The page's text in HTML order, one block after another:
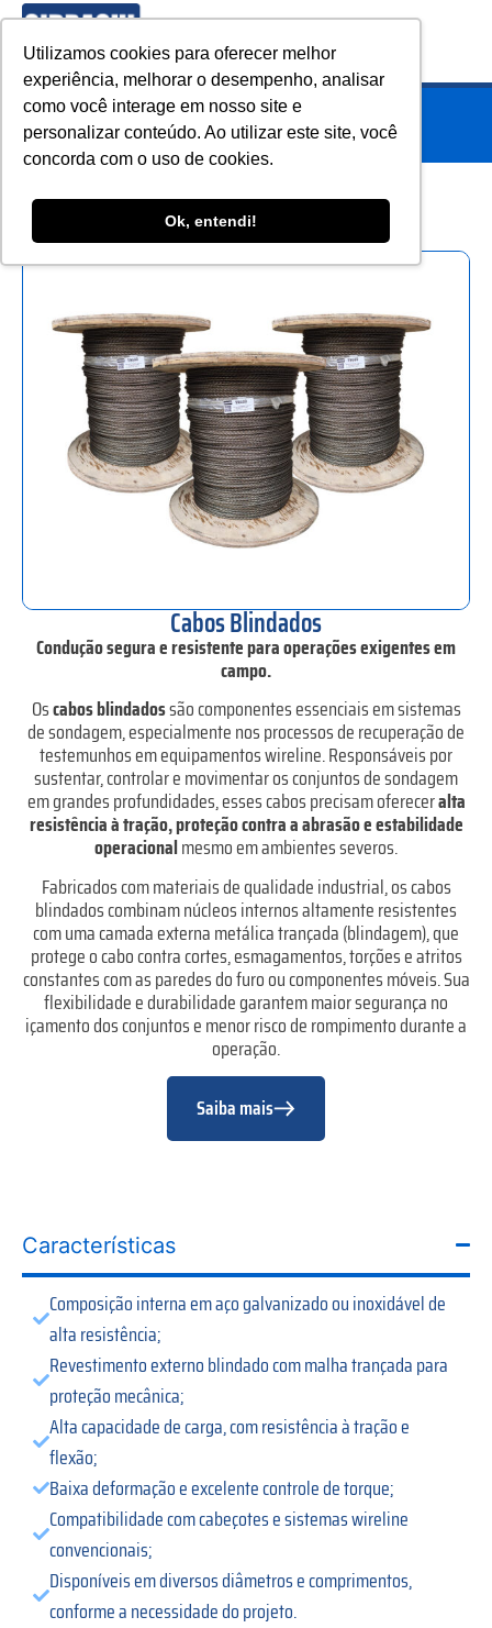
Utilizamos cookies para oferecer melhor
experiência, melhorar o desempenho, analisar
como você interage em nosso site e
personalizar conteúdo. Ao utilizar este site, você
concorda com o uso de cookies.
Ok, entendi!
HOME»PRODUTOS»CABOS BLINDADOS
Cabos Blindados
Condução segura e resistente para operações exigentes em
campo.
Oscabos blindadossão componentes essenciais em sistemas
de sondagem, especialmente nos processos de recuperação de
testemunhos em equipamentos wireline. Responsáveis por
sustentar, controlar e movimentar os conjuntos de sondagem
em grandes profundidades, esses cabos precisam ofereceralta
resistência à tração, proteção contra a abrasão e estabilidade
operacionalmesmo em ambientes severos.
Fabricados com materiais de qualidade industrial, os cabos
blindados combinam núcleos internos altamente resistentes
com uma camada externa metálica trançada (blindagem), que
protege o cabo contra cortes, esmagamentos, torções e atritos
constantes com as paredes do furo ou componentes móveis. Sua
flexibilidade e durabilidade garantem maior segurança no
içamento dos conjuntos e menor risco de rompimento durante a
operação.
Saiba mais
Características
Composição interna em aço galvanizado ou inoxidável de
alta resistência;
Revestimento externo blindado com malha trançada para
proteção mecânica;
Alta capacidade de carga, com resistência à tração e
flexão;
Baixa deformação e excelente controle de torque;
Compatibilidade com cabeçotes e sistemas wireline
convencionais;
Disponíveis em diversos diâmetros e comprimentos,
conforme a necessidade do projeto.